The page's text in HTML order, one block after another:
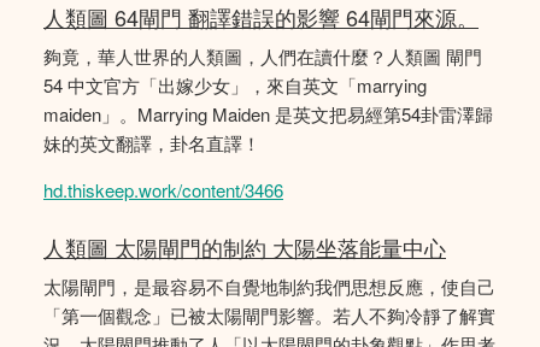
人類圖 64閘門 翻譯錯誤的影響 64閘門來源。
夠竟，華人世界的人類圖，人們在讀什麼？人類圖 閘門
54 中文官方「出嫁少女」，來自英文「marrying
maiden」。Marrying Maiden 是英文把易經第54卦雷澤歸
妹的英文翻譯，卦名直譯！
hd.thiskeep.work/content/3466
人類圖 太陽閘門的制約 大陽坐落能量中心
太陽閘門，是最容易不自覺地制約我們思想反應，使自己
「第一個觀念」已被太陽閘門影響。若人不夠冷靜了解實